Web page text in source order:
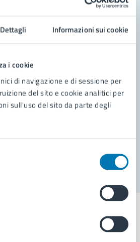
Dettagli Informazioni sui cookie
i cookie
di navigazione e di sessione per
del sito e cookie analitici per
sull'uso del sito da parte degli
frequenti